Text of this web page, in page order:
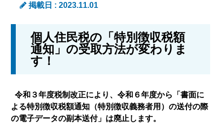
掲載日 : 2023.11.01
個人住民税の「特別徴収税額
通知」の受取方法が変わりま
す！
令和３年度税制改正により、令和６年度から「書面に
よる特別徴収税額通知（特別徴収義務者用）の送付の際
の電子データの副本送付」は廃止します。